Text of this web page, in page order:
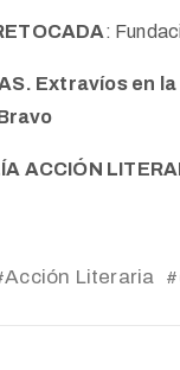
:
Extravíos en
ACCIÓN
Acción Literaria #